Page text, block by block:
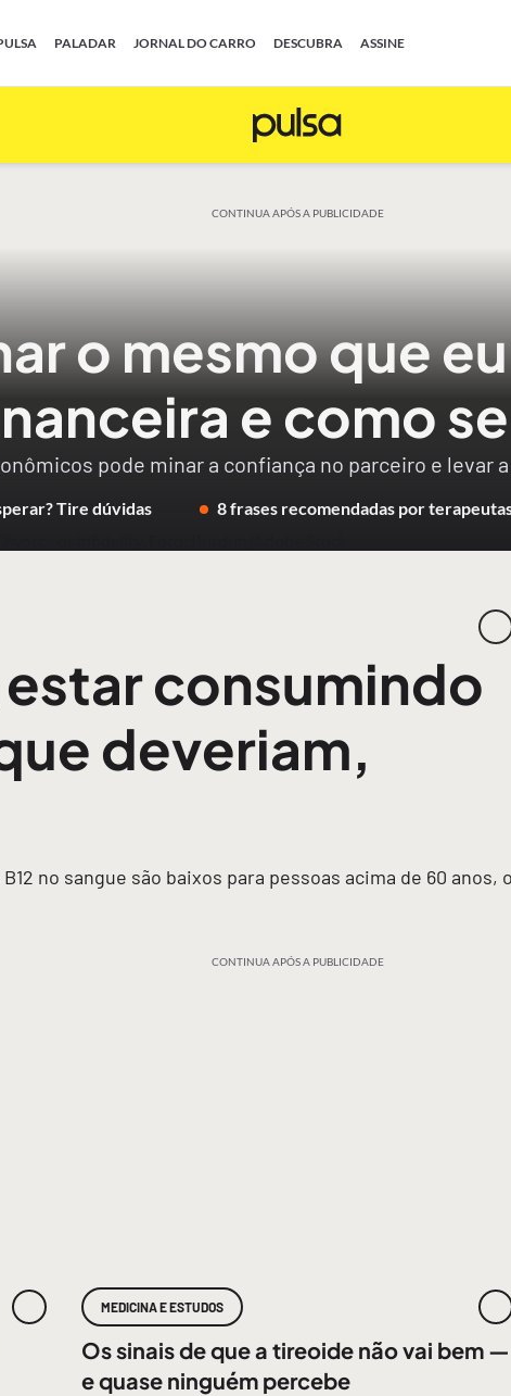
PALADAR JORNAL DO CARRO DESCUBRA ASSINE
CONTINUA APÓS A PUBLICIDADE
o mesmo que
e como
pode minar a confiança no parceiro e levar
Tire dúvidas 8 frases recomendadas por
consumindo
deveriam,
no sangue são baixos para pessoas acima de 60 anos, o
CONTINUA APÓS A PUBLICIDADE
MEDICINA E ESTUDOS
Os sinais de que a tireoide não vai bem —
e quase ninguém percebe